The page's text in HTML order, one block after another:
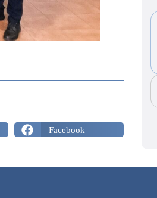
Facebook